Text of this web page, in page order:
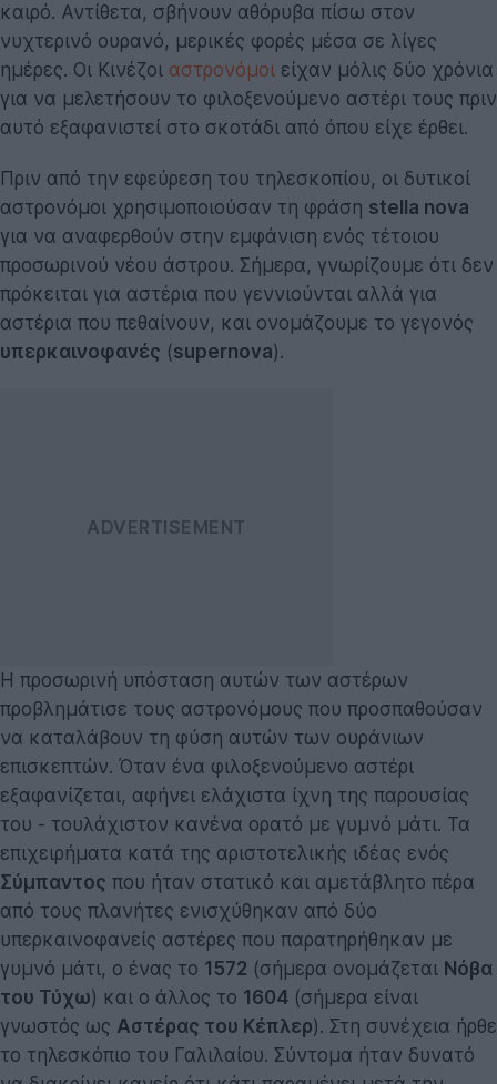
καιρό. Αντίθετα, σβήνουν αθόρυβα πίσω στον
νυχτερινό ουρανό, μερικές φορές μέσα σε λίγες
ημέρες. Οι Κινέζοι αστρονόμοι είχαν μόλις δύο χρόνια
για να μελετήσουν το φιλοξενούμενο αστέρι τους πριν
αυτό εξαφανιστεί στο σκοτάδι από όπου είχε έρθει.
Πριν από την εφεύρεση του τηλεσκοπίου, οι δυτικοί
αστρονόμοι χρησιμοποιούσαν τη φράση stella nova
για να αναφερθούν στην εμφάνιση ενός τέτοιου
προσωρινού νέου άστρου. Σήμερα, γνωρίζουμε ότι δεν
πρόκειται για αστέρια που γεννιούνται αλλά για
αστέρια που πεθαίνουν, και ονομάζουμε το γεγονός
υπερκαινοφανές (supernova).
Η προσωρινή υπόσταση αυτών των αστέρων
προβλημάτισε τους αστρονόμους που προσπαθούσαν
να καταλάβουν τη φύση αυτών των ουράνιων
επισκεπτών. Όταν ένα φιλοξενούμενο αστέρι
εξαφανίζεται, αφήνει ελάχιστα ίχνη της παρουσίας
του - τουλάχιστον κανένα ορατό με γυμνό μάτι. Τα
επιχειρήματα κατά της αριστοτελικής ιδέας ενός
Σύμπαντος που ήταν στατικό και αμετάβλητο πέρα
από τους πλανήτες ενισχύθηκαν από δύο
υπερκαινοφανείς αστέρες που παρατηρήθηκαν με
γυμνό μάτι, ο ένας το 1572 (σήμερα ονομάζεται Νόβα
του Τύχω) και ο άλλος το 1604 (σήμερα είναι
γνωστός ως Αστέρας του Κέπλερ). Στη συνέχεια ήρθε
το τηλεσκόπιο του Γαλιλαίου. Σύντομα ήταν δυνατό